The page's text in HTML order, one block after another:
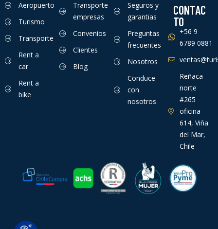
Aeropuerto
Turismo
Transporte
Rent a
car
Rent a
bike
Transporte
empresas
Convenios
Clientes
Blog
Seguros y
garantias
Preguntas
frecuentes
Nosotros
Conduce
con
nosotros
CONTAC
TO
+56 9
6789 0881
Reñaca
norte
#265
oficina
614, Viña
del Mar,
Chile